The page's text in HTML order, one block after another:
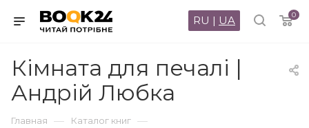
0
RU | UA
Кімната для печалі |
Андрій Любка
Главная — Каталог книг —